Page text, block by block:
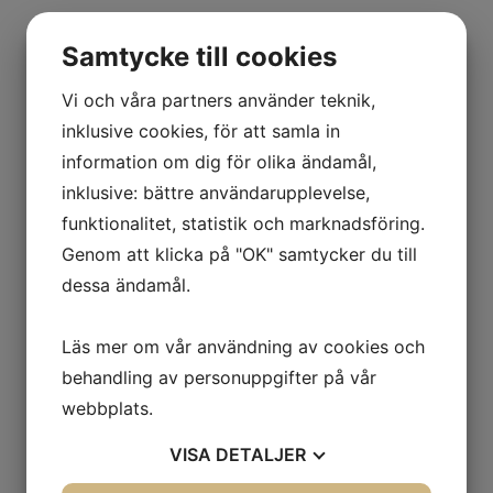
2 Rokv 68 m2. Vån 1 - under renovering
Hyra: 7 042-/mån - hyresjustering pågår
Uteplats - Ja
Inflytt from 1/9-26
Samtycke till cookies
Vi och våra partners använder teknik,
inklusive cookies, för att samla in
information om dig för olika ändamål,
inklusive: bättre användarupplevelse,
funktionalitet, statistik och marknadsföring.
Genom att klicka på "OK" samtycker du till
dessa ändamål.
Läs mer om vår användning av cookies och
behandling av personuppgifter på vår
webbplats.
VISA DETALJER